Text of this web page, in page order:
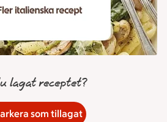
lagat receptet?
som tillagat